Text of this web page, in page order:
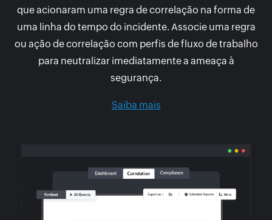
que acionaram uma regra de correlação na forma de
uma linha do tempo do incidente. Associe uma regra
ou ação de correlação com perfis de fluxo de trabalho
para neutralizar imediatamente a ameaça à
segurança.
Saiba mais